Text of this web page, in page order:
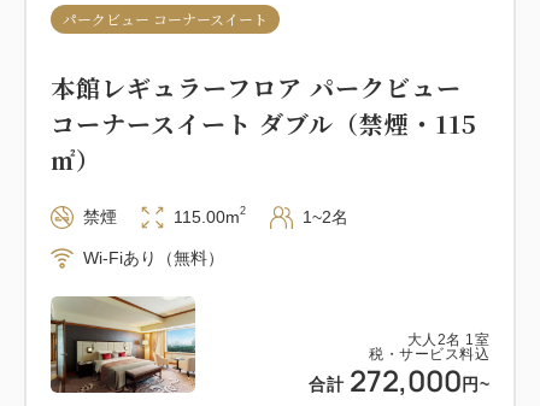
大人 2名 1室
税・サービス料込
合計 272,000 円~
パークビュー コーナースイート
本館レギュラーフロア パークビュー
コーナースイート ダブル（禁煙・115
㎡）
禁煙 115.00m2 1~2名
Wi-Fiあり（無料）